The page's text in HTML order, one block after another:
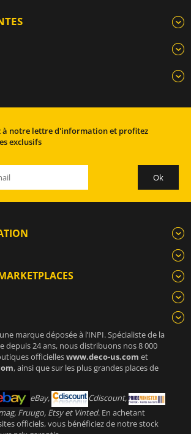
à notre lettre d'information et profitez
exclusifs
marque déposée à l’INPI. Spécialiste de la
depuis 24 ans, nous distribuons nos 8 000
officielleswww.deco-us.com et
, ainsi que sur les plus grandes places de
eBay,
Cdiscount,
Fruugo, Etsy et Vinted. En achetant
officiels, vous bénéficiez de notre stock